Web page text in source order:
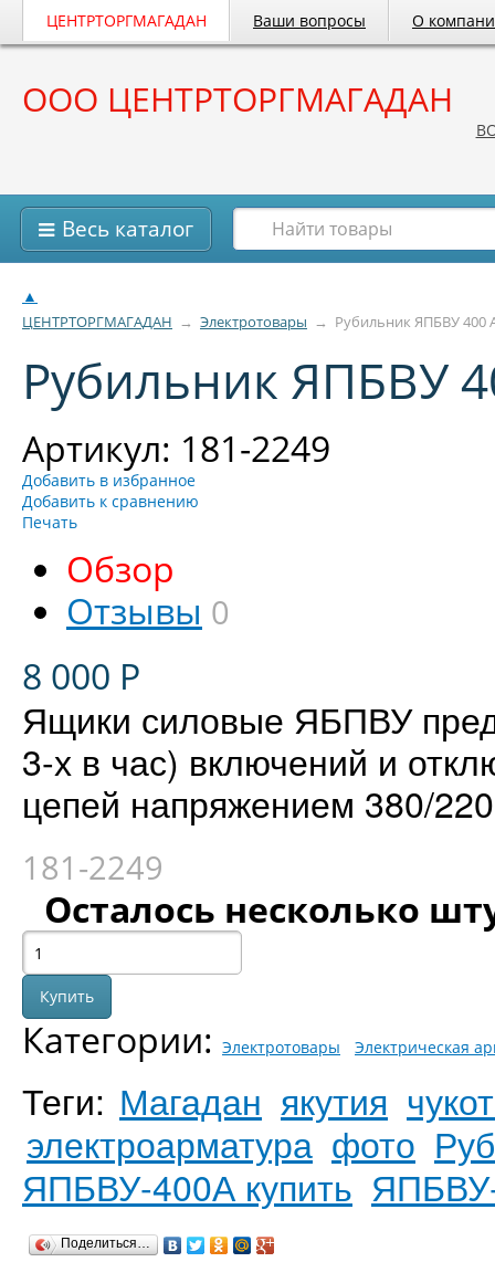
ЦЕНТРТОРГМАГАДАН Ваши вопросы О
ООО ЦЕНТРТОРГМАГАДАН
Весь каталог
▲
ЦЕНТРТОРГМАГАДАН → Электротовары → Рубильник ЯПБВУ 400
Рубильник ЯПБВУ
Артикул: 181-2249
Добавить в избранное
Добавить к сравнению
Печать
Обзор
Отзывы 0
8 000 Р
Ящики силовые ЯБПВУ
3-х в час) включений и
цепей напряжением 380/
181-2249
Осталось несколько
Категории: Электротовары Электрическая
Теги: Магадан якутия
электроарматура фото
ЯПБВУ-400А купить
Поделиться…